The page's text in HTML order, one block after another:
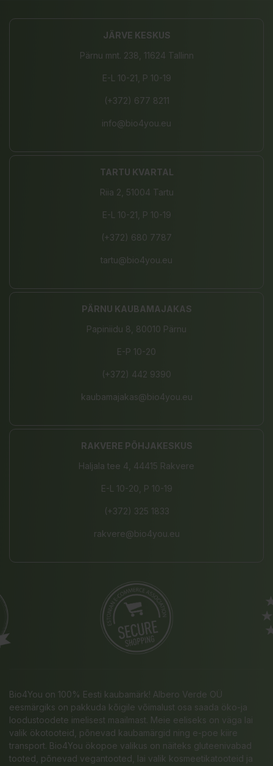
JÄRVE KESKUS
Pärnu mnt. 238, 11624 Tallinn
E-L 10-21, P 10-19
(+372) 677 8211
info@bio4you.eu
TARTU KVARTAL
Riia 2, 51004 Tartu
E-L 10-21, P 10-19
(+372) 680 7787
tartu@bio4you.eu
PÄRNU KAUBAMAJAKAS
Papiniidu 8, 80010 Pärnu
E-P 10-20
(+372) 442 9390
kaubamajakas@bio4you.eu
RAKVERE PÕHJAKESKUS
Haljala tee 4, 44415 Rakvere
E-L 10-20, P 10-19
(+372) 325 1833
rakvere@bio4you.eu
Bio4You on 100% Eesti kaubamärk! Albero Verde OÜ
eesmärgiks on pakkuda kõigile võimalust osa saada öko-ja
loodustoodete imelisest maailmast. Meie eeliseks on väga lai
valik ökotooteid, põnevad kaubamärgid ning e-poe kiire
transport. Bio4You ökopoe valikus on näiteks gluteenivabad
tooted, põnevad vegantooted, lai valik kosmeetikatooteid ja